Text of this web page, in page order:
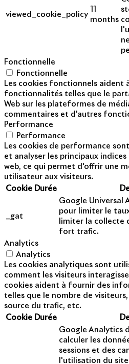
viewed_cookie_policy
months
Fonctionnelle
Fonctionnelle
Les cookies fonctionnels aident
fonctionnalités telles que le
Web sur les plateformes de
commentaires et d'autres
Performance
Performance
Les cookies de performance
et analyser les principaux
web, ce qui permet d'offrir une
utilisateur aux visiteurs.
Cookie Durée
_gat
Google Universal
pour limiter le
limiter la collecte
fort trafic.
Analytics
Analytics
Les cookies analytiques sont
comment les visiteurs
cookies aident à fournir des
telles que le nombre de
source du trafic, etc.
Cookie Durée
Google Analytics
calculer les
sessions et des
l'utilisation du